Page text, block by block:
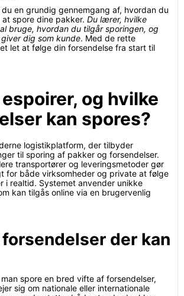
en grundig gennemgang af, hvordan du
spore dine pakker. Du lærer, hvilke
bruge, hvordan du tilgår sporingen, og
dig som kunde. Med de rette
let at følge din forsendelse fra start til
og hvilke
kan spores?
logistikplatform, der tilbyder
til sporing af pakker og forsendelser.
transportører og leveringsmetoder gør
for både virksomheder og private at følge
i realtid. Systemet anvender unikke
kan tilgås online via en brugervenlig
der kan
spore en bred vifte af forsendelser,
sig om nationale eller internationale